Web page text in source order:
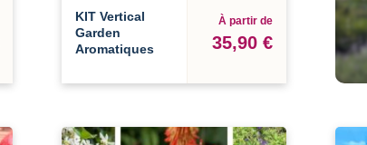
KIT Vertical
Garden
Aromatiques
À partir de
35,90 €